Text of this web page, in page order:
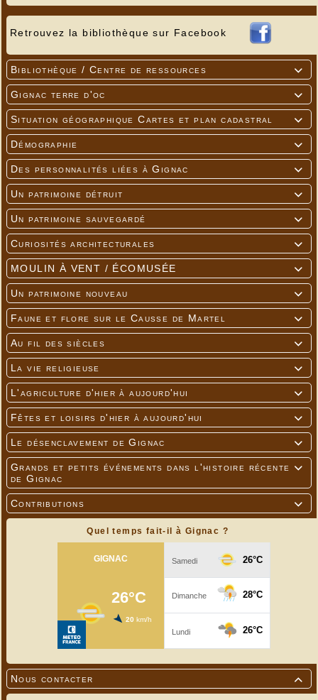
Retrouvez la bibliothèque sur Facebook

Bibliothèque / Centre de ressources

Gignac terre d'oc

Situation géographique Cartes et plan cadastral

Démographie

Des personnalités liées à Gignac

Un patrimoine détruit

Un patrimoine sauvegardé

Curiosités architecturales

MOULIN À VENT / ÉCOMUSÉE

Un patrimoine nouveau

Faune et flore sur le Causse de Martel

Au fil des siècles

La vie religieuse

L'agriculture d'hier à aujourd'hui

Fêtes et loisirs d'hier à aujourd'hui

Le désenclavement de Gignac

Grands et petits événements dans l'histoire récente
de Gignac

Contributions
Quel temps fait-il à Gignac ?

Nous contacter